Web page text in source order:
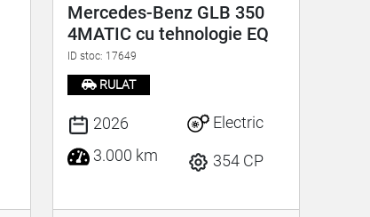
Mercedes-Benz GLB 350
4MATIC cu tehnologie EQ
ID stoc: 17649
RULAT
2026
3.000 km
Electric
354 CP